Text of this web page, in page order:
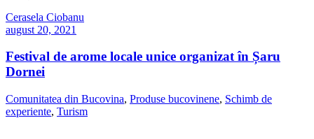
Cerasela Ciobanu
august 20, 2021
Festival de arome locale unice organizat în Șaru
Dornei
Comunitatea din Bucovina, Produse bucovinene, Schimb de
experiente, Turism